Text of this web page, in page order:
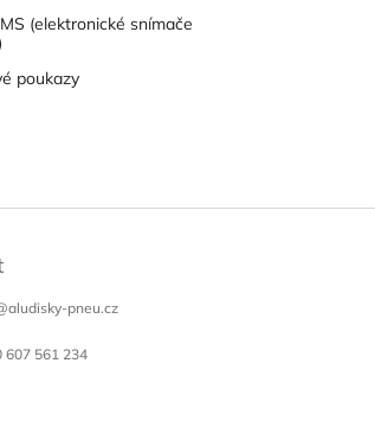
(elektronické snímače
poukazy
aludisky-pneu.cz
607 561 234